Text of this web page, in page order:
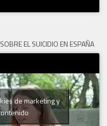
EL SUICIDIO EN ESPAÑA
de marketing y